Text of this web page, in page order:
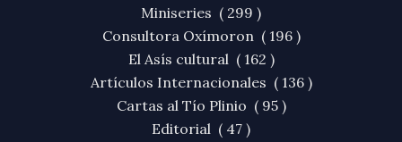
Miniseries ( 299 )
Consultora Oxímoron ( 196 )
El Asís cultural ( 162 )
Artículos Internacionales ( 136 )
Cartas al Tío Plinio ( 95 )
Editorial ( 47 )